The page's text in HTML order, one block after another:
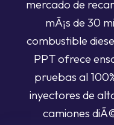
mercado de
mÃ¡s de 30
combustible
PPT ofrece
pruebas al
inyectores de
camiones